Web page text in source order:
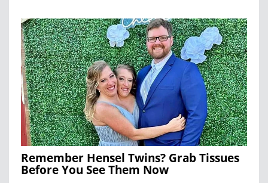
Remember Hensel Twins? Grab Tissues
Before You See Them Now